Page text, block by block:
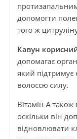
допомогти
того ж
Кавун
допомагає
який підтримує
волоссю силу.
Вітамін A
оскільки він
відновлювати